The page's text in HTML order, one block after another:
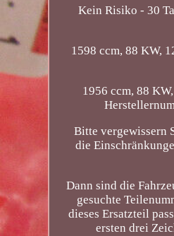
Kein Risiko - 30
1598 ccm, 88 KW,
1956 ccm, 88
Bitte vergewissern
die
Dann sind die
gesuchte
dieses Ersatzteil
ersten drei